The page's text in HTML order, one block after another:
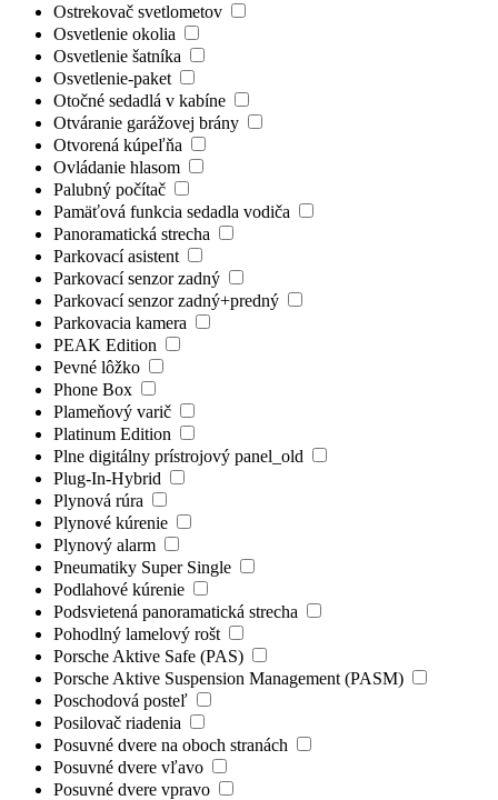
Ostrekovač svetlometov
Osvetlenie okolia
Osvetlenie šatníka
Osvetlenie-paket
Otočné sedadlá v kabíne
Otváranie garážovej brány
Otvorená kúpeľňa
Ovládanie hlasom
Palubný počítač
Pamäťová funkcia sedadla vodiča
Panoramatická strecha
Parkovací asistent
Parkovací senzor zadný
Parkovací senzor zadný+predný
Parkovacia kamera
PEAK Edition
Pevné lôžko
Phone Box
Plameňový varič
Platinum Edition
Plne digitálny prístrojový panel_old
Plug-In-Hybrid
Plynová rúra
Plynové kúrenie
Plynový alarm
Pneumatiky Super Single
Podlahové kúrenie
Podsvietená panoramatická strecha
Pohodlný lamelový rošt
Porsche Aktive Safe (PAS)
Porsche Aktive Suspension Management (PASM)
Poschodová posteľ
Posilovač riadenia
Posuvné dvere na oboch stranách
Posuvné dvere vľavo
Posuvné dvere vpravo